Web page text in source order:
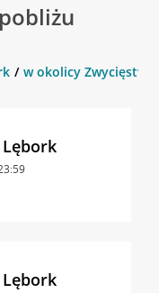
w okolicy Zwycięstwa